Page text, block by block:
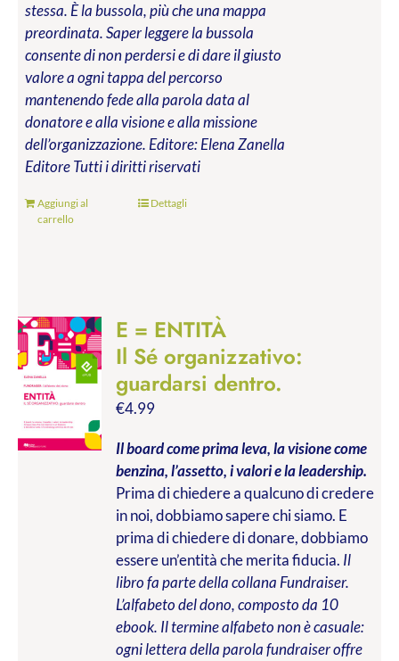
stessa. È la bussola, più che una mappa
preordinata. Saper leggere la bussola
consente di non perdersi e di dare il giusto
valore a ogni tappa del percorso
mantenendo fede alla parola data al
donatore e alla visione e alla missione
dell’organizzazione. Editore: Elena Zanella
EditoreTutti i diritti riservati
Aggiungi al
carrello
Dettagli
E = ENTITÀ
Il Sé organizzativo:
guardarsi dentro.
€4.99
Il board come prima leva, la visione come
benzina, l’assetto, i valori e la leadership.
Prima di chiedere a qualcuno di credere
in noi, dobbiamo sapere chi siamo. E
prima di chiedere di donare, dobbiamo
essere un’entità che merita fiducia. Il
libro fa parte della collana Fundraiser.
L’alfabeto del dono, composto da 10
ebook. Il termine alfabeto non è casuale:
ogni lettera della parola fundraiser offre